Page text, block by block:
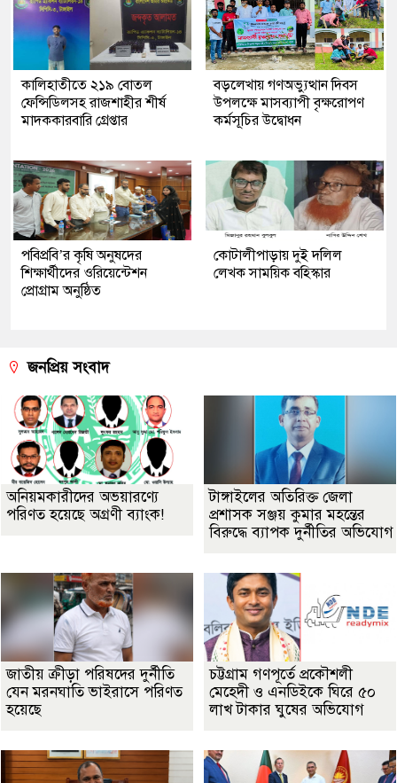
কালিহাতীতে ২১৯ বোতল
ফেন্সিডিলসহ রাজশাহীর শীর্ষ
মাদককারবারি গ্রেপ্তার
বড়লেখায় গণঅভ্যুত্থান দিবস
উপলক্ষে মাসব্যাপী বৃক্ষরোপণ
কর্মসূচির উদ্বোধন
পবিপ্রবি’র কৃষি অনুষদের
শিক্ষার্থীদের ওরিয়েন্টেশন
প্রোগ্রাম অনুষ্ঠিত
কোটালীপাড়ায় দুই দলিল
লেখক সাময়িক বহিস্কার
জনপ্রিয় সংবাদ
অনিয়মকারীদের অভয়ারণ্যে
পরিণত হয়েছে অগ্রণী ব্যাংক!
টাঙ্গাইলের অতিরিক্ত জেলা
প্রশাসক সঞ্জয় কুমার মহন্তের
বিরুদ্ধে ব্যাপক দুর্নীতির অভিযোগ
জাতীয় ক্রীড়া পরিষদের দুর্নীতি
যেন মরনঘাতি ভাইরাসে পরিণত
হয়েছে
চট্টগ্রাম গণপূর্তে প্রকৌশলী
মেহেদী ও এনডিইকে ঘিরে ৫০
লাখ টাকার ঘুষের অভিযোগ